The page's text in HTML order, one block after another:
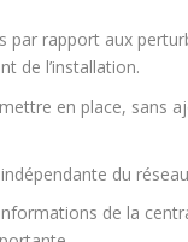
par rapport aux
de l’installation.
en place, sans
du
de la